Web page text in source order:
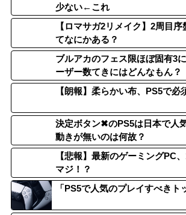
少ない←これ
【ロマサガ2リメイク】2周目
てなにかある？
ブルアカのフェス限ほぼ固有3
ーザー数てきにはどんなもん？
【朗報】柔らかい布、PS5で必
決定ボタン✖のPS5は日本で人
動きが無いのは何故？
【悲報】最新のゲーミングPC
マジ！？
「PS5で人気のプレイすべきト